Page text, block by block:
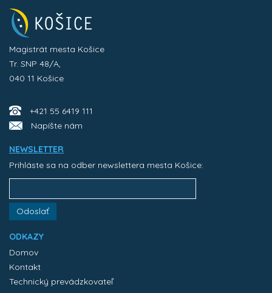
Magistrát mesta Košice
Tr. SNP 48/A,
040 11 Košice
+421 55 6419 111
Napíšte nám
NEWSLETTER
Prihláste sa na odber newslettera mesta Košice:
Odoslať
ODKAZY
Domov
Kontakt
Technický prevádzkovateľ